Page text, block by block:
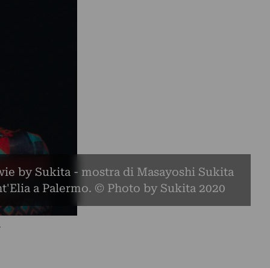
by Sukita - mostra di Masayoshi Sukita
a Palermo. © Photo by Sukita 2020